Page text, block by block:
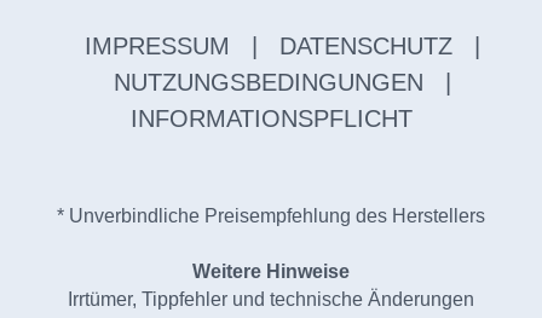
IMPRESSUM DATENSCHUTZ
NUTZUNGSBEDINGUNGEN
INFORMATIONSPFLICHT
* Unverbindliche Preisempfehlung des Herstellers
Weitere Hinweise
Irrtümer, Tippfehler und technische Änderungen